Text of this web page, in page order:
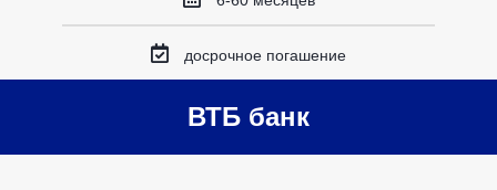
досрочное погашение
ВТБ банк